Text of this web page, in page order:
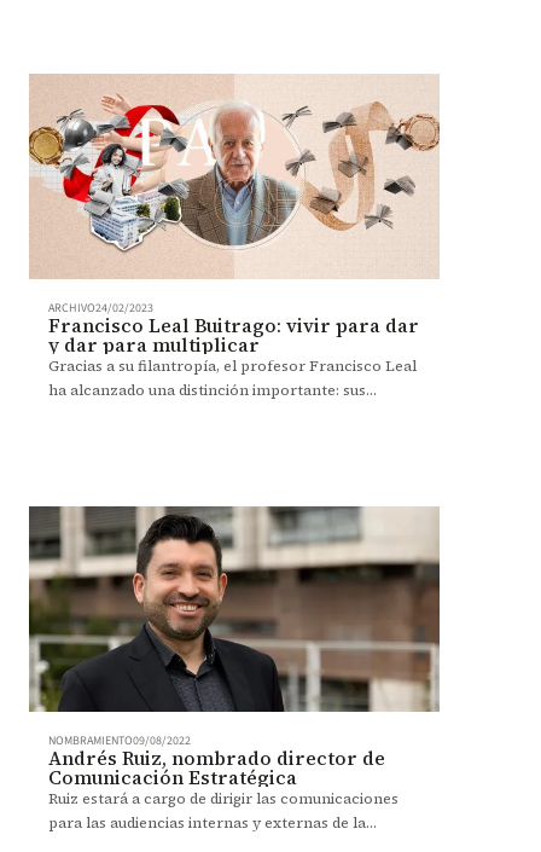
ARCHIVO24/02/2023
Francisco Leal Buitrago: vivir para dar
y dar para multiplicar
Gracias a su filantropía, el profesor Francisco Leal
ha alcanzado una distinción importante: sus
NOMBRAMIENTO09/08/2022
Andrés Ruiz, nombrado director de
Comunicación Estratégica
Ruiz estará a cargo de dirigir las comunicaciones
para las audiencias internas y externas de la